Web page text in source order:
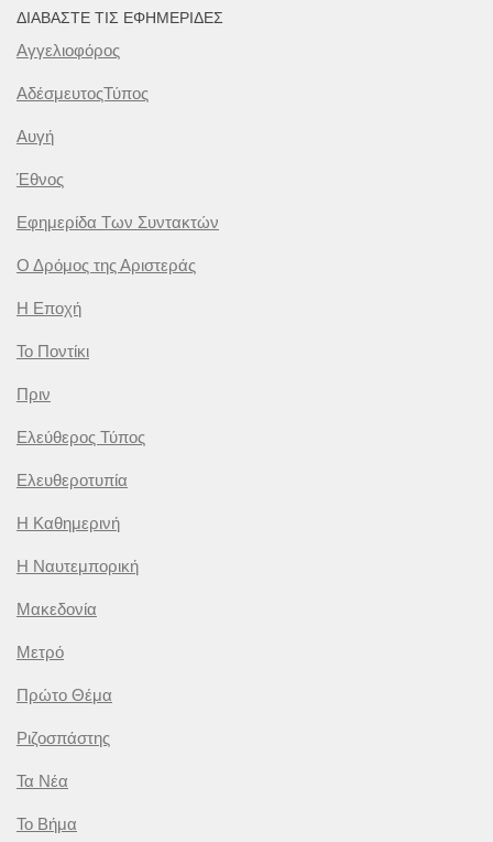
ΔΙΑΒΆΣΤΕ ΤΙΣ ΕΦΗΜΕΡΊΔΕΣ
Αγγελιοφόρος
ΑδέσμευτοςΤύπος
Αυγή
Έθνος
Εφημερίδα Των Συντακτών
Ο Δρόμος της Αριστεράς
Η Εποχή
Το Ποντίκι
Πριν
Ελεύθερος Τύπος
Ελευθεροτυπία
Η Καθημερινή
Η Ναυτεμπορική
Μακεδονία
Μετρό
Πρώτο Θέμα
Ριζοσπάστης
Τα Νέα
Το Βήμα